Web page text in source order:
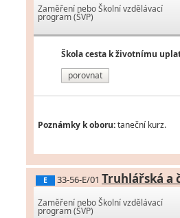
Zaměření nebo Školní vzdělávací
program (ŠVP)
Škola cesta k životnímu
porovnat
Poznámky k oboru:taneční kurz.
E 33-56-E/01 Truhlářská a
Zaměření nebo Školní vzdělávací
program (ŠVP)